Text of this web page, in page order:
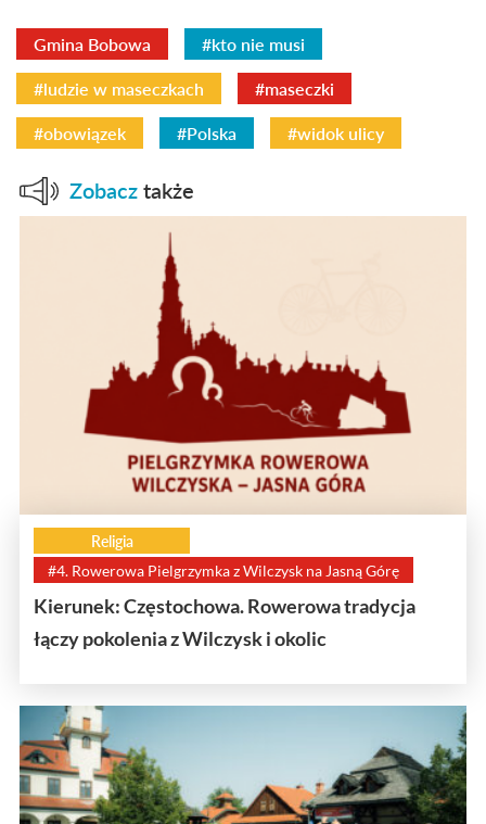
Gmina Bobowa #kto nie musi
#ludzie w maseczkach #maseczki
#obowiązek #Polska #widok ulicy
Zobacz także
Religia
#4. Rowerowa Pielgrzymka z Wilczysk na Jasną Górę
Kierunek: Częstochowa. Rowerowa tradycja
łączy pokolenia z Wilczysk i okolic